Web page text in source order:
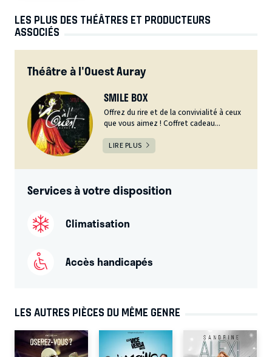
LES PLUS DES THÉÂTRES ET PRODUCTEURS
ASSOCIÉS
Théâtre à l'Ouest Auray
SMILE BOX
Offrez du rire et de la convivialité à ceux
que vous aimez ! Coffret cadeau...
LIRE PLUS
Services à votre disposition
Climatisation
Accès handicapés
LES AUTRES PIÈCES DU MÊME GENRE